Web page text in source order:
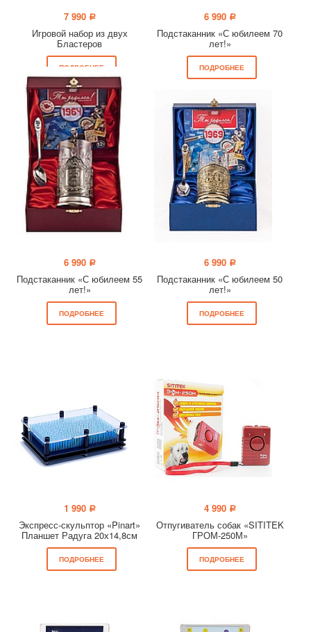
7 990 a
Игровой набор из двух
Бластеров
ПОДРОБНЕЕ
6 990 a
Подстаканник «С юбилеем 70
лет!»
ПОДРОБНЕЕ
6 990 a
Подстаканник «С юбилеем 55
лет!»
ПОДРОБНЕЕ
6 990 a
Подстаканник «С юбилеем 50
лет!»
ПОДРОБНЕЕ
1 990 a
Экспресс-скульптор «Pinart»
Планшет Радуга 20х14,8см
ПОДРОБНЕЕ
4 990 a
Отпугиватель собак «SITITEK
ГРОМ-250М»
ПОДРОБНЕЕ